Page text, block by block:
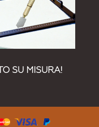
SU MISURA!